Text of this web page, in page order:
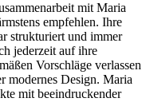
mit Maria
empfehlen. Ihre
strukturiert und immer
jederzeit auf ihre
Vorschläge verlassen
modernes Design. Maria
mit beeindruckender